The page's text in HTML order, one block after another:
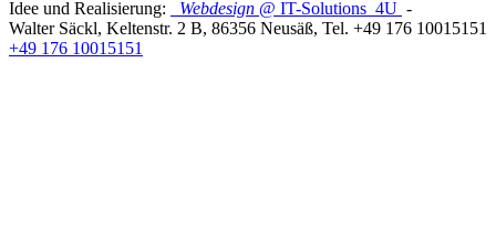
Idee und Realisierung:
Webdesign @ IT-Solutions 4U -
Walter Säckl, Keltenstr. 2 B, 86356 Neusäß, Tel. +49 176 10015151
+49 176 10015151